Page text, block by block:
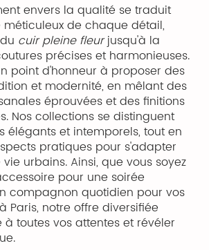
envers la qualité se traduit
de chaque détail,
cuir pleine fleurjusqu'à la
précises et harmonieuses.
point d'honneur à proposer des
et modernité, en mêlant des
éprouvées et des finitions
Nos collections se distinguent
élégants et intemporels, tout en
pratiques pour s'adapter
urbains. Ainsi, que vous soyez
pour une soirée
compagnon quotidien pour vos
Paris, notre offre diversifiée
toutes vos attentes et révéler